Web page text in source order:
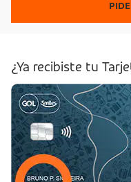
¿Ya recibiste tu